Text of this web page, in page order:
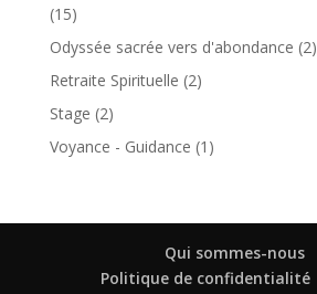
1515
produits
Odyssée sacrée vers d'abondance 22
Retraite Spirituelle 22
Stage 22
produits
Voyance - Guidance 1 1
Qui sommes-nous
Politique de confidentialité